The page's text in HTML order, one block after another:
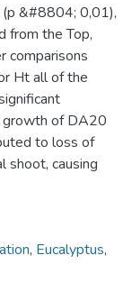
&#8804; 0,01),
from the Top,
comparisons
Ht all of the
growth of DA20
to loss of
shoot, causing
, Eucalyptus,